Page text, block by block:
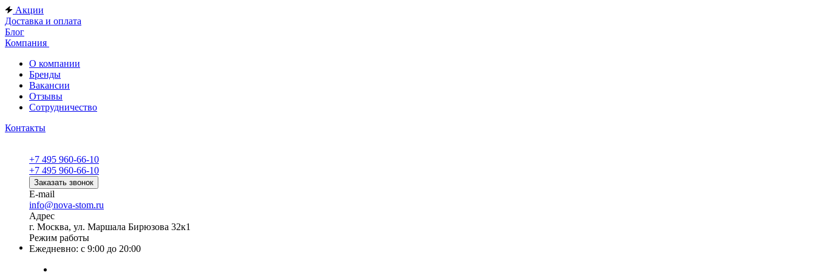
Акции
Доставка и оплата
Блог
Компания
О компании
Бренды
Вакансии
Отзывы
Сотрудничество
Контакты
+7 495 960-66-10
+7 495 960-66-10
Заказать звонок
E-mail
info@nova-stom.ru
Адрес
г. Москва, ул. Маршала Бирюзова 32к1
Режим работы
Ежедневно: с 9:00 до 20:00